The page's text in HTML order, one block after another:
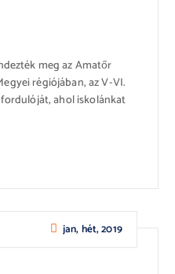
meg az Amatőr
régiójában, az V-VI.
ahol iskolánkat
jan, hét, 2019